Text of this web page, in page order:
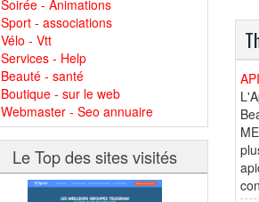
Soirée - Animations
Sport - associations
Vélo - Vtt
Services - Help
Beauté - santé
Boutique - sur le web
Webmaster - Seo annuaire
Le Top des sites visités